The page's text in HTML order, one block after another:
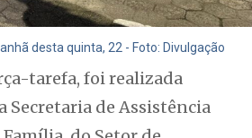
desta quinta, 22 - Foto: Divulgação
tarefa, foi realizada
Secretaria de Assistência